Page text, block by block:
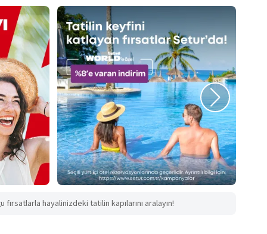
hayalinizdeki tatilin kapılarını aralayın!